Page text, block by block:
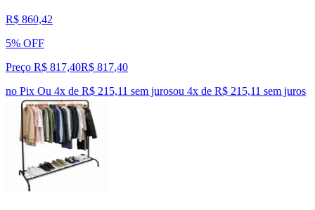
R$ 860,42
5% OFF
Preço R$ 817,40R$ 817,40
no Pix Ou 4x de R$ 215,11 sem jurosou 4x de R$ 215,11 sem juros